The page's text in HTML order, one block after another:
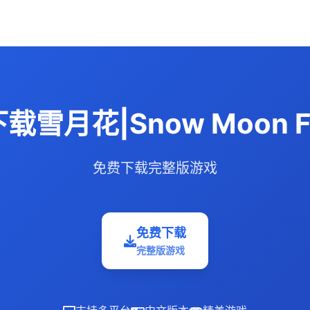
载雪月花|Snow Moon
免费下载完整版游戏
免费下载
完整版游戏